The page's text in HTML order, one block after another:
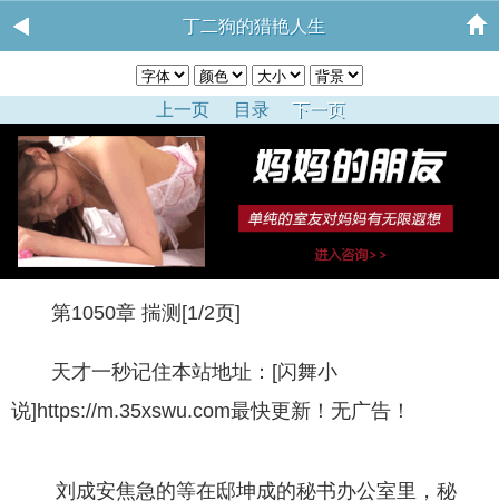
丁二狗的猎艳人生
上一页 目录 下一页
第1050章 揣测[1/2页]
天才一秒记住本站地址：[闪舞小
说]https://m.35xswu.com最快更新！无广告！
刘成安焦急的等在邸坤成的秘书办公室里，秘